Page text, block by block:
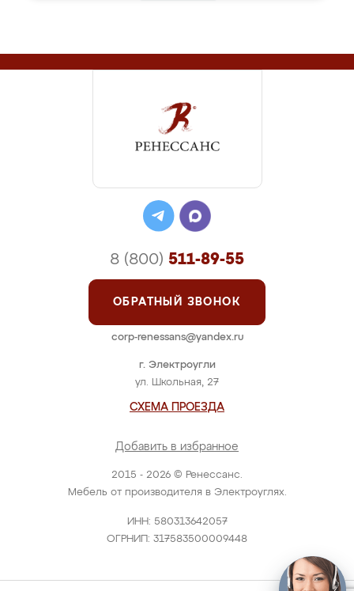
2015 - 2026 © Ренессанс.
Мебель от производителя в Электроуглях.
ИНН: 580313642057
ОГРНИП: 317583500009448
г. Электроугли
ул. Школьная, 27
СХЕМА ПРОЕЗДА
Добавить в избранное
8 (800) 511-89-55
ОБРАТНЫЙ ЗВОНОК
corp-renessans@yandex.ru